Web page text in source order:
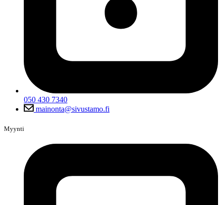
050 430 7340
mainonta@sivustamo.fi
Myynti